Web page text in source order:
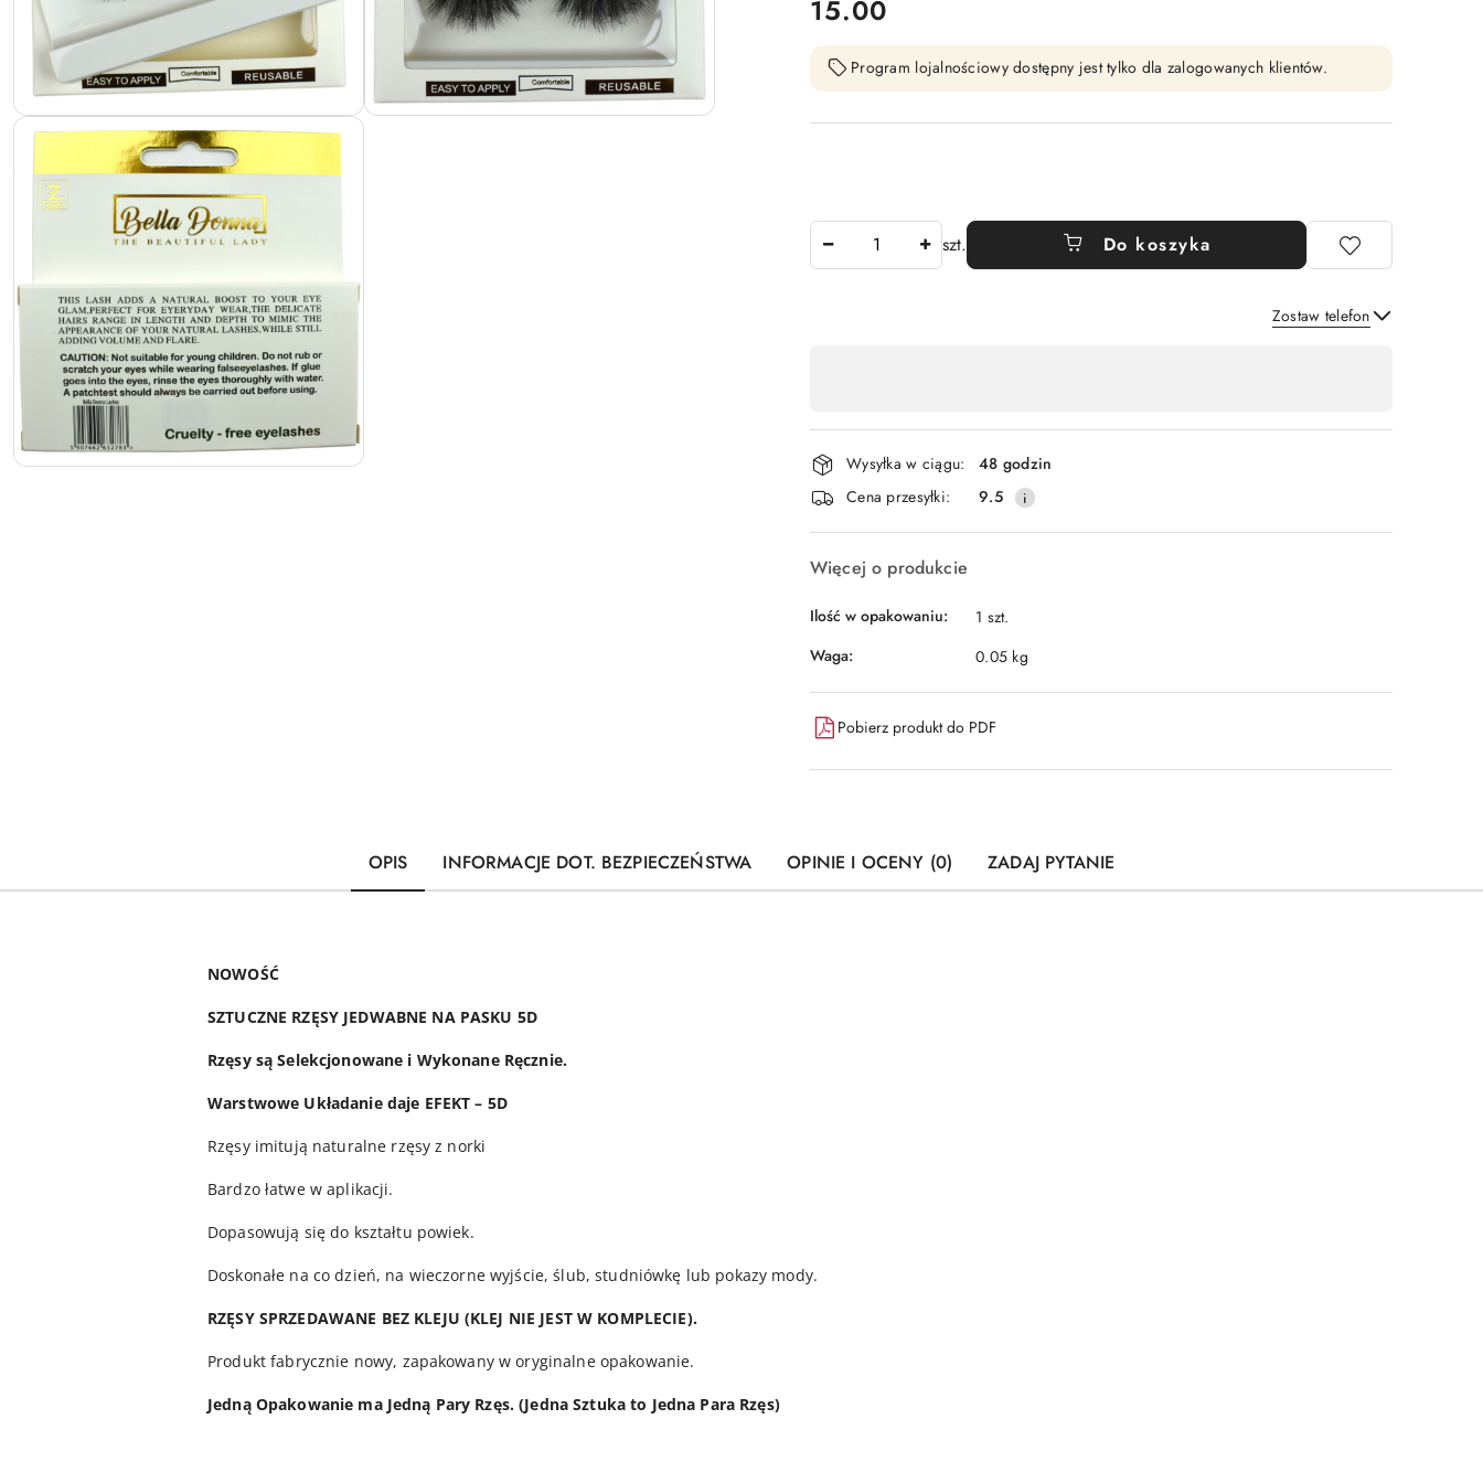
cena:
15.00
Program lojalnościowy dostępny jest tylko dla zalogowanych klientów.
szt. Do koszyka
Zostaw telefon
płatność
i
dostawa
Wysyłka w ciągu:
48 godzin
Cena przesyłki:
9.5
Więcej o produkcie
Ilość w opakowaniu:
1 szt.
Waga:
0.05 kg
Pobierz produkt do PDF
OPIS INFORMACJE DOT. BEZPIECZEŃSTWA OPINIE I OCENY (0) ZADAJ PYTANIE
NOWOŚĆ
SZTUCZNE RZĘSY JEDWABNE NA PASKU 5D
Rzęsy są Selekcjonowane i Wykonane Ręcznie.
Warstwowe Układanie daje EFEKT – 5D
Rzęsy imitują naturalne rzęsy z norki
Bardzo łatwe w aplikacji.
Dopasowują się do kształtu powiek.
Doskonałe na co dzień, na wieczorne wyjście, ślub, studniówkę lub pokazy mody.
RZĘSY SPRZEDAWANE BEZ KLEJU (KLEJ NIE JEST W KOMPLECIE).
Produkt fabrycznie nowy, zapakowany w oryginalne opakowanie.
Jedną Opakowanie ma Jedną Pary Rzęs. (Jedna Sztuka to Jedna Para Rzęs)